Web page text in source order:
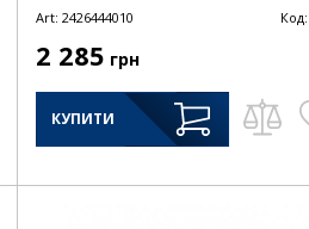
Art: 2426444010 Код:
2 285 грн
КУПИТИ